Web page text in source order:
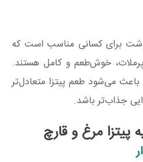
برای کسانی مناسب است که
خوش‌طعم و کامل هستند.
می‌شود طعم پیتزا متعادل‌تر
جذاب‌تر باشد.
پیتزا مرغ و قارچ